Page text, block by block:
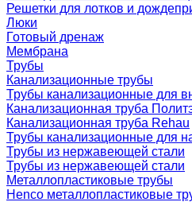
Решетки для лотков и
Люки
Готовый дренаж
Мембрана
Трубы
Канализационные трубы
Трубы канализационные для
Канализационная труба
Канализационная труба Rehau
Трубы канализационные для
Трубы из нержавеющей стали
Трубы из нержавеющей стали
Металлопластиковые трубы
Henco металлопластиковые